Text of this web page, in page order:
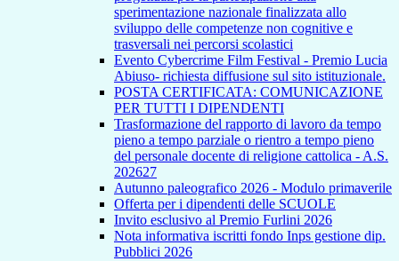
sperimentazione nazionale finalizzata allo
sviluppo delle competenze non cognitive e
trasversali nei percorsi scolastici
Evento Cybercrime Film Festival - Premio Lucia
Abiuso- richiesta diffusione sul sito istituzionale.
POSTA CERTIFICATA: COMUNICAZIONE
PER TUTTI I DIPENDENTI
Trasformazione del rapporto di lavoro da tempo
pieno a tempo parziale o rientro a tempo pieno
del personale docente di religione cattolica - A.S.
202627
Autunno paleografico 2026 - Modulo primaverile
Offerta per i dipendenti delle SCUOLE
Invito esclusivo al Premio Furlini 2026
Nota informativa iscritti fondo Inps gestione dip.
Pubblici 2026